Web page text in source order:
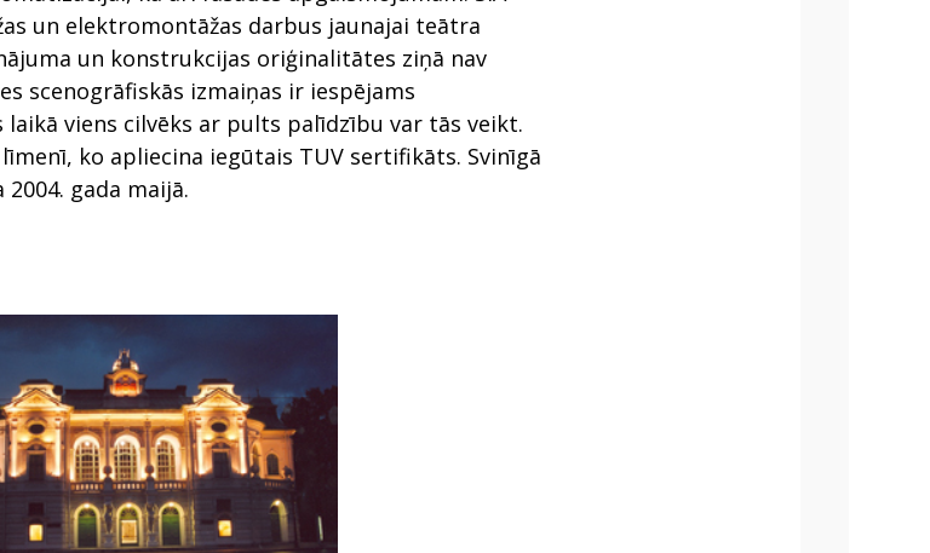
un elektromontāžas darbus jaunajai teātra
un konstrukcijas oriģinalitātes ziņā nav
scenogrāfiskās izmaiņas ir iespējams
viens cilvēks ar pults palīdzību var tās veikt.
ko apliecina iegūtais TUV sertifikāts. Svinīgā
gada maijā.